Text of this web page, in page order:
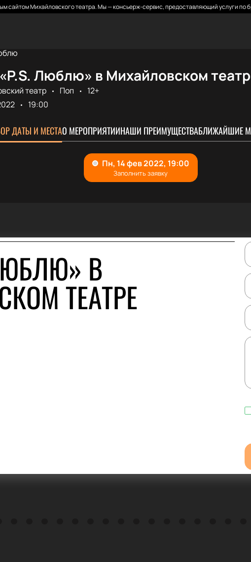
сайтом Михайловского театра. Мы — консьерж-сервис, предоставляющий услуги по
Люблю» в Михайловском
театр Поп
12+
19:00
ДАТЫ И МЕСТАО МЕРОПРИЯТИИНАШИ ПРЕИМУЩЕСТВАБЛИЖАЙШИЕ
В
ТЕАТРЕ